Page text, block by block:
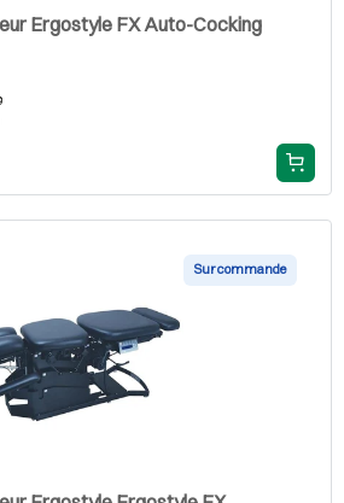
Ergostyle FX Auto-Cocking
Sur commande